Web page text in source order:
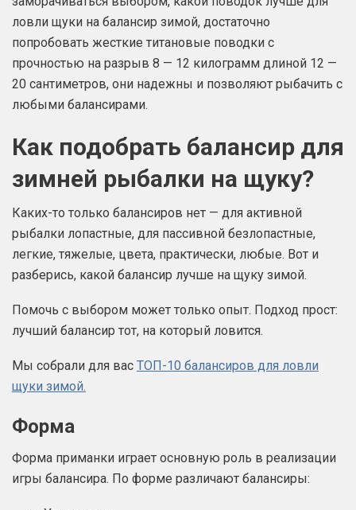
ловли щуки на балансир зимой, достаточно
попробовать жесткие титановые поводки с
прочностью на разрыв 8 — 12 килограмм длиной 12 —
20 сантиметров, они надежны и позволяют рыбачить с
любыми балансирами.
Как подобрать балансир для
зимней рыбалки на щуку?
Каких-то только балансиров нет — для активной
рыбалки лопастные, для пассивной безлопастные,
легкие, тяжелые, цвета, практически, любые. Вот и
разберись, какой балансир лучше на щуку зимой.
Помочь с выбором может только опыт. Подход прост:
лучший балансир тот, на который ловится.
Мы собрали для вас ТОП-10 балансиров для ловли
щуки зимой.
Форма
Форма приманки играет основную роль в реализации
игры балансира. По форме различают балансиры: